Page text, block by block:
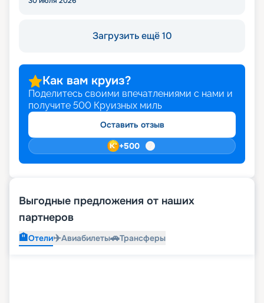
Загрузить ещё 10
Как вам круиз?
Поделитесь своими впечатлениями с нами и
получите 500 Круизных миль
Оставить отзыв
+500
Выгодные предложения от наших
партнеров
🏨Отели✈️Авиабилеты🚗Трансферы